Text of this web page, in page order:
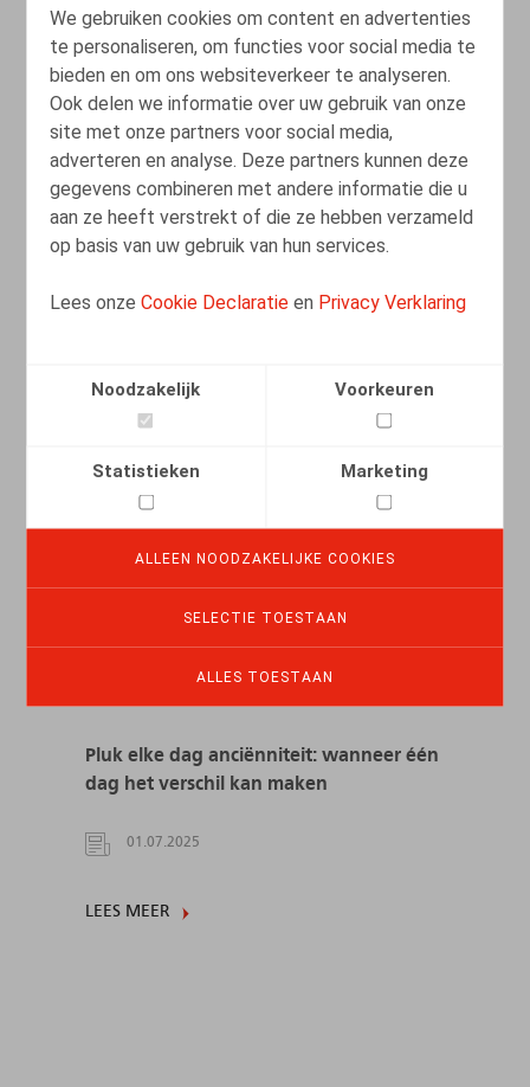
We gebruiken cookies om content en advertenties
te personaliseren, om functies voor social media te
bieden en om ons websiteverkeer te analyseren.
Ook delen we informatie over uw gebruik van onze
site met onze partners voor social media,
adverteren en analyse. Deze partners kunnen deze
gegevens combineren met andere informatie die u
aan ze heeft verstrekt of die ze hebben verzameld
op basis van uw gebruik van hun services.
Lees onzeCookie Declaratie en Privacy Verklaring
Noodzakelijk Voorkeuren
Statistieken Marketing
ALLEEN NOODZAKELIJKE COOKIES
SELECTIE TOESTAAN
ALLES TOESTAAN
Comptabilisez chaque jour d’ancienneté:
lorsqu’un seul jour peut faire la
différence
Pluk elke dag anciënniteit: wanneer één
dag het verschil kan maken
01.07.2025
LEES MEER